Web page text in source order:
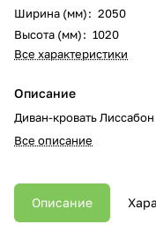
Ширина (мм): 2050
Высота (мм): 1020
Все характеристики
Описание
Диван-кровать Лиссабон
Все описание
Описание